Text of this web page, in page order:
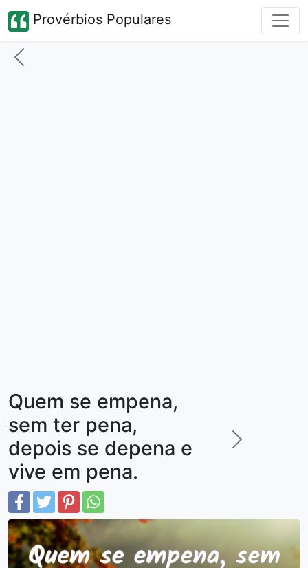
Provérbios Populares
Quem se empena,
sem ter pena,
depois se depena e
vive em pena.